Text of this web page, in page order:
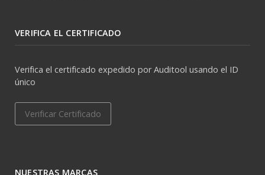
VERIFICA EL CERTIFICADO
Verifica el certificado expedido por Auditool usando el ID
único
Verificar Certificado
NUESTRAS MARCAS